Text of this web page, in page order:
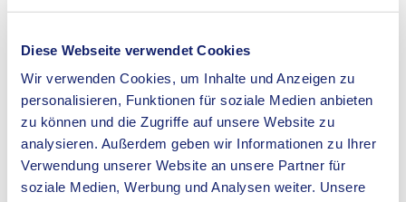
Diese Webseite verwendet Cookies
Wir verwenden Cookies, um Inhalte und Anzeigen zu
personalisieren, Funktionen für soziale Medien anbieten
zu können und die Zugriffe auf unsere Website zu
analysieren. Außerdem geben wir Informationen zu Ihrer
Verwendung unserer Website an unsere Partner für
soziale Medien, Werbung und Analysen weiter. Unsere
Entstehung
2007 Gründung Netzwerk „Verkehrssicherers NRW im Regierungsbezirk
Münster“.
Mitglied sind alle kreisangehörigen Städte wie auch der Kreis
2009/2010 Fünf Studierende der Fachhochschule Gelsenkirchen erstellen
eine Projektarbeit als Grundlage für die Gründung des neuen Netzwerkes
im Kreis Recklinghausen. Diese enthält: